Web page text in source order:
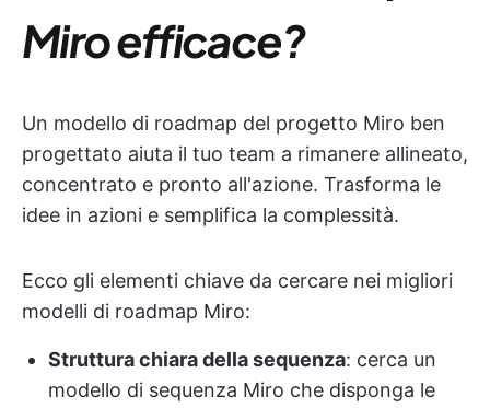
Miro efficace?
Un modello di roadmap del progetto Miro ben
progettato aiuta il tuo team a rimanere allineato,
concentrato e pronto all'azione. Trasforma le
idee in azioni e semplifica la complessità.
Ecco gli elementi chiave da cercare nei migliori
modelli di roadmap Miro:
Struttura chiara della sequenza: cerca un
modello di sequenza Miro che disponga le